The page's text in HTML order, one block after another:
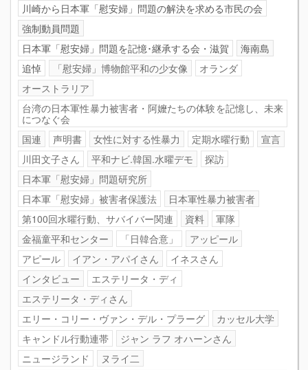
川崎から日本軍「慰安婦」問題の解決を求める市民の会
強制動員問題
日本軍「慰安婦」問題を記憶･継承する会・滋賀
海南島
追悼
「慰安婦」博物館平和の少女像
オランダ
オーストラリア
台湾の日本軍性暴力被害者・阿嬤たちの体験を記憶し、未来
につなぐ会
国連
声明書 女性に対する性暴力 定期水曜行動
宣言
川田文子さん
平和ナビ.韓国.水曜デモ
探訪
日本軍「慰安婦」問題研究所
日本軍「慰安婦」被害者保護法
日本軍性暴力被害者
第100回水曜行動、サバイバー関連
資料
軍隊
金福童平和センター
「日韓合意」
アッピール
アピール
イアン・アパイさん
イネスさん
インタビュー
エステリータ・ディ
エステリータ・ディさん
エリー・コリー・ヴァン・デル・プラーグ
カッセル大学
キャンドル行動連帯
ジャン ラフ オハーンさん
ニュージランド
ヌライ二